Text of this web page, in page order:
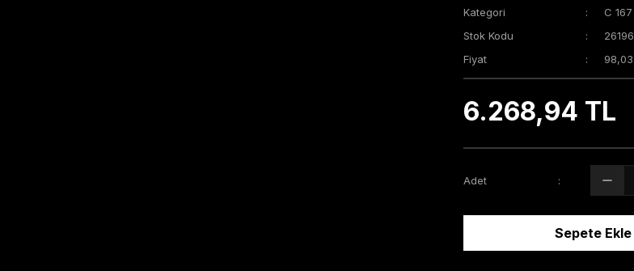
Kategori
C
Stok Kodu
26196
Fiyat
98,03
6.268,94 TL
Adet
Sepete Ekle